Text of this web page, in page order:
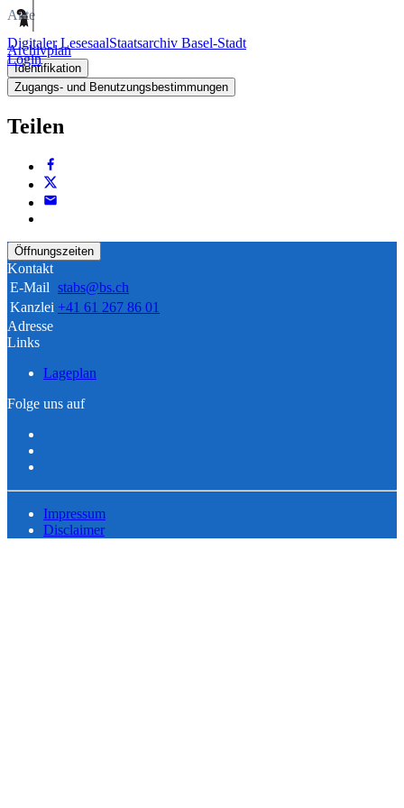
Digitaler LesesaalStaatsarchiv Basel-Stadt
Login
Akte
Archivplan
Identifikation
Zugangs- und Benutzungsbestimmungen
Teilen
Öffnungszeiten
Kontakt
E-Mail stabs@bs.ch
Kanzlei +41 61 267 86 01
Adresse
Links
Lageplan
Folge uns auf
Impressum
Disclaimer